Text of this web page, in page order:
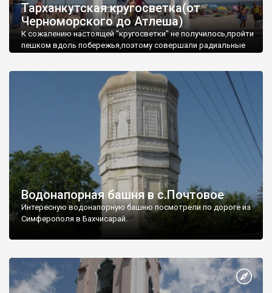
Тарханкутская кругосветка(от
Черноморского до Атлеша)
К сожалению настоящей "кругосветки" не получилось,пройти
пешком вдоль побережья,поэтому совершали радиальные
Водонапорная башня в с.Почтовое
Интересную водонапорную башню посмотрели по дороге из
Симферополя в Бахчисарай.